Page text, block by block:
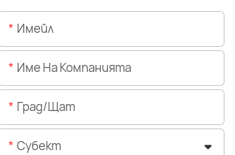
Имейл
Име На Компанията
Град/щат
Субект